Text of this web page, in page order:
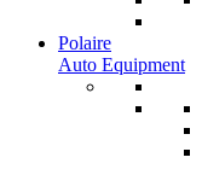
Polaire
Auto Equipment